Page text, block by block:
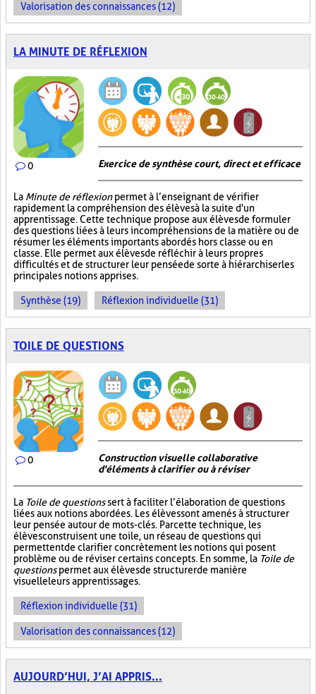
Valorisation des connaissances (12)
LA MINUTE DE RÉFLEXION
0 Exercice de synthèse court, direct et efficace
La Minute de réflexionpermet à l’enseignant de vérifier
rapidement la compréhension des élèves à la suite d'un
apprentissage. Cette technique propose aux élèves de formuler
des questions liées à leurs incompréhensions de la matière ou de
résumer les éléments importants abordés hors classe ou en
classe. Elle permet aux élèves de réfléchir à leurs propres
difficultés et de structurer leur pensée de sorte à hiérarchiser les
principales notions apprises.
Synthèse (19) Réflexion individuelle (31)
TOILE DE QUESTIONS
0
Construction visuelle collaborative
d'éléments à clarifier ou à réviser
La Toile de questionssert à faciliter l’élaboration de questions
liées aux notions abordées. Les élèves sont amenés à structurer
leur pensée autour de mots-clés. Par cette technique, les
élèves construisent une toile, un réseau de questions qui
permettent de clarifier concrètement les notions qui posent
problème ou de réviser certains concepts. En somme, la Toile de
questionspermet aux élèves de structurer de manière
visuelle leurs apprentissages.
Réflexion individuelle (31)
Valorisation des connaissances (12)
AUJOURD’HUI, J’AI APPRIS...